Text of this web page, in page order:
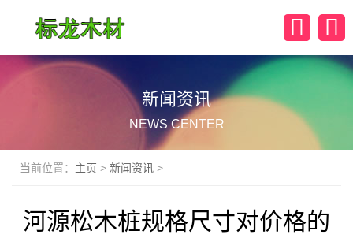
新闻资讯
NEWS CENTER
当前位置： 主页 > 新闻资讯 >
河源松木桩规格尺寸对价格的